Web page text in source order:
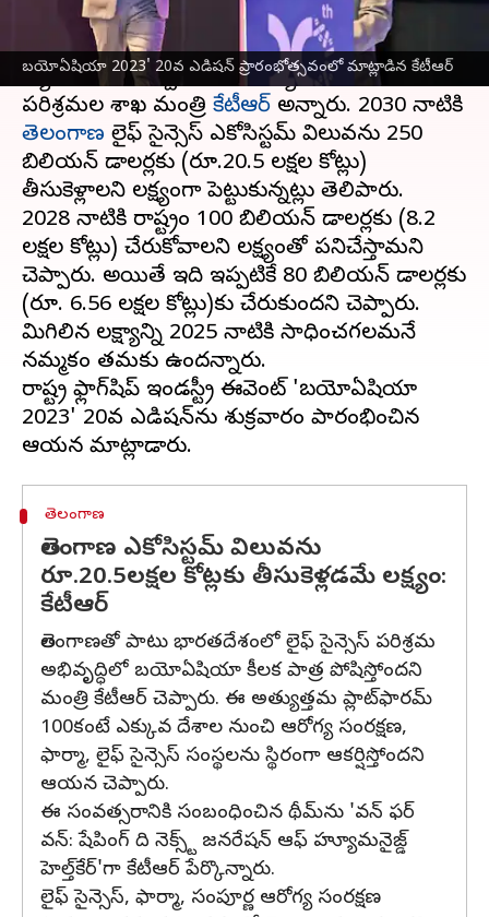
బయోఏషియా 2023' 20వ ఎడిషన్‌ ప్రారంభోత్సవంలో మాట్లాడిన కేటీఆర్
ఈ వార్తాకథనం ఏంటి
ప్రపంచలైఫ్ సైన్సెస్పరిశ్రమకు తెలంగాణను నాలెడ్జ్
క్యాపిటల్‌గా మార్చడమే తమ ధ్యేయమని ఐటీ,
పరిశ్రమల శాఖ మంత్రి కేటీఆర్ అన్నారు. 2030 నాటికి
తెలంగాణ లైఫ్ సైన్సెస్ ఎకోసిస్టమ్ విలువను 250
బిలియన్ డాలర్లకు (రూ.20.5 లక్షల కోట్లు)
తీసుకెళ్లాలని లక్ష్యంగా పెట్టుకున్నట్లు తెలిపారు.
2028 నాటికి రాష్ట్రం 100 బిలియన్ డాలర్లకు (8.2
లక్షల కోట్లు) చేరుకోవాలని లక్ష్యంతో పనిచేస్తామని
చెప్పారు. అయితే ఇది ఇప్పటికే 80 బిలియన్ డాలర్లకు
(రూ. 6.56 లక్షల కోట్లు)కు చేరుకుందని చెప్పారు.
మిగిలిన లక్ష్యాన్ని 2025 నాటికి సాధించగలమనే
నమ్మకం తమకు ఉందన్నారు.
రాష్ట్ర ఫ్లాగ్‌షిప్ ఇండస్ట్రీ ఈవెంట్ 'బయోఏషియా
2023' 20వ ఎడిషన్‌ను శుక్రవారం ప్రారంభించిన
తెలంగాణ
తెలంగాణ ఎకోసిస్టమ్ విలువను
రూ.20.5లక్షల కోట్లకు తీసుకెళ్లడమే లక్ష్యం:
కేటీఆర్
తెలంగాణతో పాటు భారతదేశంలో లైఫ్ సైన్సెస్ పరిశ్రమ
అభివృద్ధిలో బయోఏషియా కీలక పాత్ర పోషిస్తోందని
మంత్రి కేటీఆర్ చెప్పారు. ఈ అత్యుత్తమ ప్లాట్‌ఫారమ్
100కంటే ఎక్కువ దేశాల నుంచి ఆరోగ్య సంరక్షణ,
ఫార్మా, లైఫ్ సైన్సెస్ సంస్థలను స్థిరంగా ఆకర్షిస్తోందని
ఆయన చెప్పారు.
ఈ సంవత్సరానికి సంబంధించిన థీమ్‌ను 'వన్ ఫర్
వన్: షేపింగ్ ది నెక్స్ట్ జనరేషన్ ఆఫ్ హ్యూమనైజ్డ్
హెల్త్‌కేర్'గా కేటీఆర్ పేర్కొన్నారు.
లైఫ్ సైన్సెస్, ఫార్మా, సంపూర్ణ ఆరోగ్య సంరక్షణ